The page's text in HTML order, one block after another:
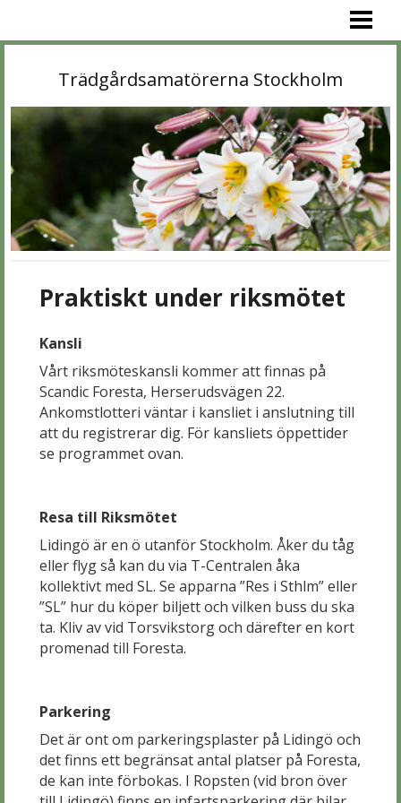
TRÄDGÅRDAR
KONTAKT
Trädgårdsamatörerna Stockholm
Praktiskt under riksmötet
Kansli
Vårt riksmöteskansli kommer att finnas på
Scandic Foresta, Herserudsvägen 22.
Ankomstlotteri väntar i kansliet i anslutning till
att du registrerar dig. För kansliets öppettider
se programmet ovan.
Resa till Riksmötet
Lidingö är en ö utanför Stockholm. Åker du tåg
eller flyg så kan du via T-Centralen åka
kollektivt med SL. Se apparna ”Res i Sthlm” eller
”SL” hur du köper biljett och vilken buss du ska
ta. Kliv av vid Torsvikstorg och därefter en kort
promenad till Foresta.
Parkering
Det är ont om parkeringsplaster på Lidingö och
det finns ett begränsat antal platser på Foresta,
de kan inte förbokas. I Ropsten (vid bron över